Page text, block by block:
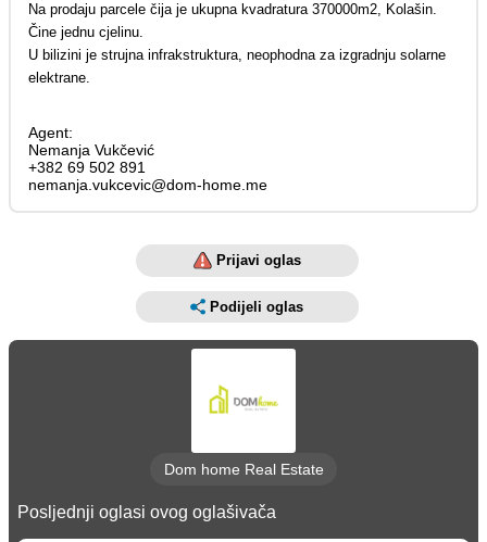
Na prodaju parcele čija je ukupna kvadratura 370000m2, Kolašin.
Čine jednu cjelinu.
U bilizini je strujna infrakstruktura, neophodna za izgradnju solarne
elektrane.
Agent:
Nemanja Vukčević
+382 69 502 891
nemanja.vukcevic@dom-home.me
Prijavi oglas
Podijeli oglas
Dom home Real Estate
Posljednji oglasi ovog oglašivača